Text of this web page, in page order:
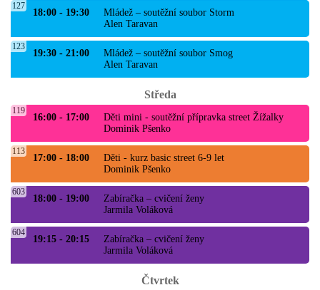
18:00 - 19:30
127
Mládež – soutěžní soubor Storm
Alen Taravan
19:30 - 21:00
123
Mládež – soutěžní soubor Smog
Alen Taravan
Středa
16:00 - 17:00
119
Děti mini - soutěžní přípravka street Žížalky
Dominik Pšenko
17:00 - 18:00
113
Děti - kurz basic street 6-9 let
Dominik Pšenko
18:00 - 19:00
603
Zabíračka – cvičení ženy
Jarmila Voláková
19:15 - 20:15
604
Zabíračka – cvičení ženy
Jarmila Voláková
Čtvrtek